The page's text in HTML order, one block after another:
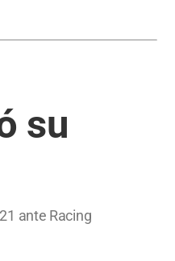
su
ante Racing